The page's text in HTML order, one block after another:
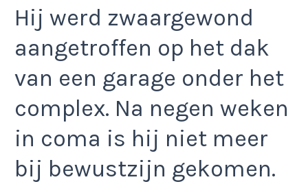
Hij werd zwaargewond
aangetroffen op het dak
van een garage onder het
complex. Na negen weken
in coma is hij niet meer
bij bewustzijn gekomen.